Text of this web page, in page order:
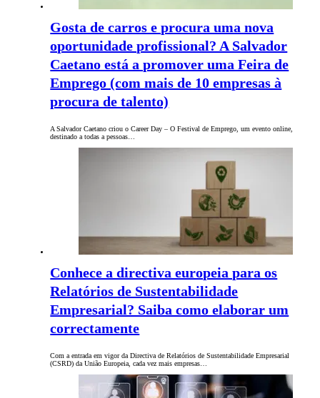
Gosta de carros e procura uma nova
oportunidade profissional? A Salvador
Caetano está a promover uma Feira de
Emprego (com mais de 10 empresas à
procura de talento)
A Salvador Caetano criou o Career Day – O Festival de Emprego, um evento online,
destinado a todas a pessoas…
Conhece a directiva europeia para os
Relatórios de Sustentabilidade
Empresarial? Saiba como elaborar um
correctamente
Com a entrada em vigor da Directiva de Relatórios de Sustentabilidade Empresarial
(CSRD) da União Europeia, cada vez mais empresas…